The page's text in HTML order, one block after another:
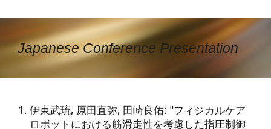
Japanese Conference Presentation
伊東武琉, 原田直弥, 田崎良佑: "フィジカルケア
ロボットにおける筋滑走性を考慮した指圧制御